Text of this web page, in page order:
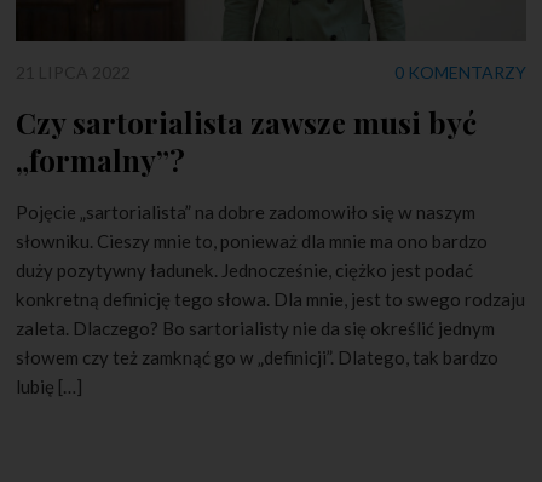
0 KOMENTARZY
Czy sartorialista zawsze musi być
„formalny”?
Pojęcie „sartorialista” na dobre zadomowiło się w naszym
słowniku. Cieszy mnie to, ponieważ dla mnie ma ono bardzo
duży pozytywny ładunek. Jednocześnie, ciężko jest podać
konkretną definicję tego słowa. Dla mnie, jest to swego rodzaju
zaleta. Dlaczego? Bo sartorialisty nie da się określić jednym
słowem czy też zamknąć go w „definicji”. Dlatego, tak bardzo
lubię […]